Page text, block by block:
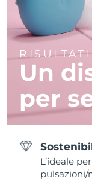
Un
per
L’ideale
pulsazioni/